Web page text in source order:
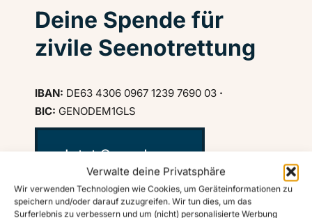
Verwalte deine Privatsphäre
Wir verwenden Technologien wie Cookies, um Geräteinformationen zu
speichern und/oder darauf zuzugreifen. Wir tun dies, um das
Surferlebnis zu verbessern und um (nicht) personalisierte Werbung
Deine Spende für
zivile Seenotrettung
IBAN: DE63 4306 0967 1239 7690 03 ·
BIC: GENODEM1GLS
Jetzt Spenden ♥